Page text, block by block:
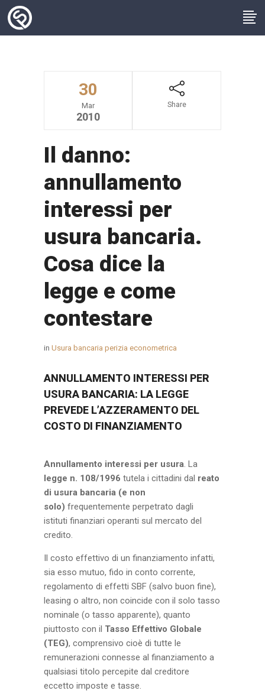
30
Mar
2010
Share
Il danno:
annullamento
interessi per
usura bancaria.
Cosa dice la
legge e come
contestare
in Usura bancaria perizia econometrica
ANNULLAMENTO INTERESSI PER
USURA BANCARIA: LA LEGGE
PREVEDE L’AZZERAMENTO DEL
COSTO DI FINANZIAMENTO
Annullamento interessi per usura. La
legge n. 108/1996 tutela i cittadini dal reato
di usura bancaria (e non
solo) frequentemente perpetrato dagli
istituti finanziari operanti sul mercato del
credito.
Il costo effettivo di un finanziamento infatti,
sia esso mutuo, fido in conto corrente,
regolamento di effetti SBF (salvo buon fine),
leasing o altro, non coincide con il solo tasso
nominale (o tasso apparente), quanto
piuttosto con il Tasso Effettivo Globale
(TEG), comprensivo cioè di tutte le
remunerazioni connesse al finanziamento a
qualsiasi titolo percepite dal creditore
eccetto imposte e tasse.